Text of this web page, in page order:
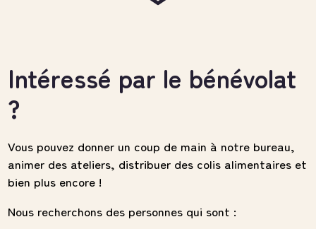
Intéressé par le bénévolat
?
Vous pouvez donner un coup de main à notre bureau,
animer des ateliers, distribuer des colis alimentaires et
bien plus encore !
Nous recherchons des personnes qui sont :